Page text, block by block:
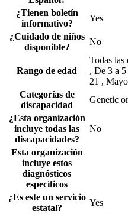
¿Tienen boletín
informativo?
Yes
¿Cuidado de niños
disponible?
No
Rango de edad
Todas las
, De 3 a
21 ,
Categorías de
discapacidad
Genetic
¿Esta organización
incluye todas las
discapacidades?
No
Esta organización
incluye estos
diagnósticos
específicos
¿Es este un servicio
estatal?
Yes